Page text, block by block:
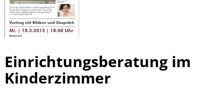
Einrichtungsberatung im
Kinderzimmer